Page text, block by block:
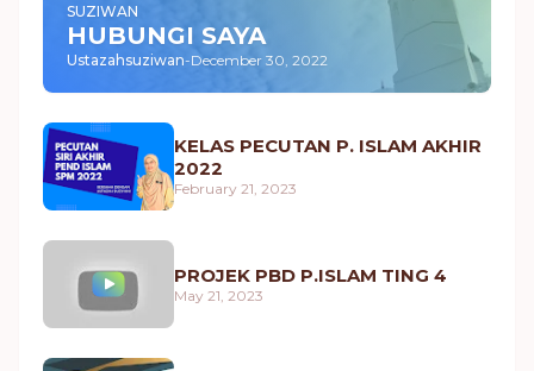
SUZIWAN
HUBUNGI SAYA
Ustazahsuziwan-December 30, 2022
KELAS PECUTAN P. ISLAM AKHIR
2022
February 21, 2023
PROJEK PBD P.ISLAM TING 4
May 21, 2023